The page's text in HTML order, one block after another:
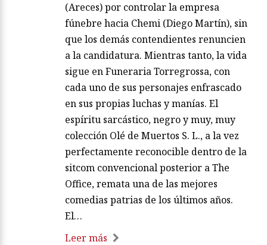
(Areces) por controlar la empresa
fúnebre hacia Chemi (Diego Martín), sin
que los demás contendientes renuncien
a la candidatura. Mientras tanto, la vida
sigue en Funeraria Torregrossa, con
cada uno de sus personajes enfrascado
en sus propias luchas y manías. El
espíritu sarcástico, negro y muy, muy
colección Olé de Muertos S. L., a la vez
perfectamente reconocible dentro de la
sitcom convencional posterior a The
Office, remata una de las mejores
comedias patrias de los últimos años.
El…
Leer más